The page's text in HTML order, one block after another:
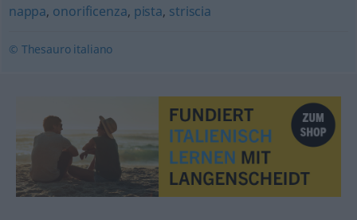
nappa, onorificenza, pista, striscia
© Thesauro italiano